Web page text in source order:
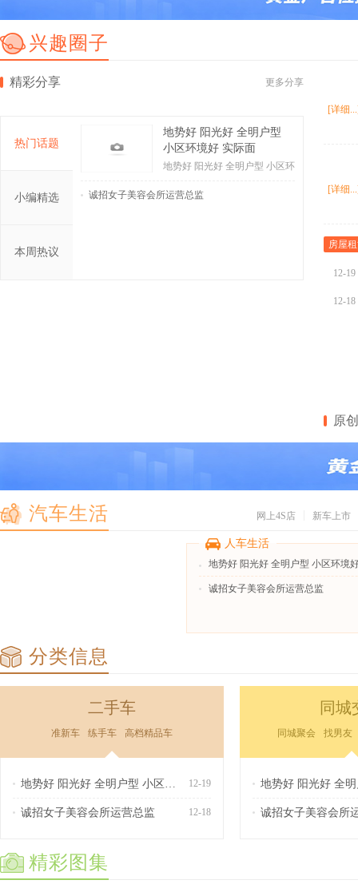
兴趣圈子
精彩分享 更多分享
热门话题
小编精选
本周热议
地势好 阳光好 全明户型
小区环境好 实际面
地势好 阳光好 全明户型 小区环
诚招女子美容会所运营总监
[详细
[详细
房屋
12-19
12-18
原
汽车生活 网上4S店 新车上市
人车生活
地势好 阳光好 全明户型 小区环境
诚招女子美容会所运营总监
分类信息
二手车
准新车 练手车 高档精品车
地势好 阳光好 全明户型 小区环境好 实际面 12-19
诚招女子美容会所运营总监 12-18
同城
同城聚会 找男友
诚招女子美容会所
精彩图集